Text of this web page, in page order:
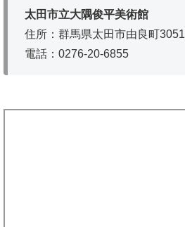
太田市立大隅俊平美術館
住所：群馬県太田市由良町3051
電話：0276-20-6855